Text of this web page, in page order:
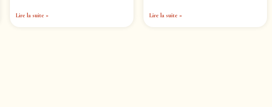
Lire la suite » Lire la suite »